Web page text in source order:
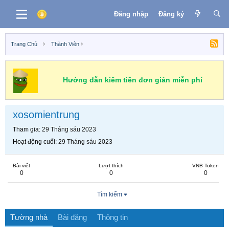
Đăng nhập Đăng ký
Trang Chủ Thành Viên
Hướng dẫn kiếm tiền đơn giản miễn phí
xosomientrung
Tham gia 29 Tháng sáu 2023
Hoạt động cuối 29 Tháng sáu 2023
Bài viết
0
Lượt thích
0
VNB Token
0
Tìm kiếm
Tường nhà Bài đăng Thông tin